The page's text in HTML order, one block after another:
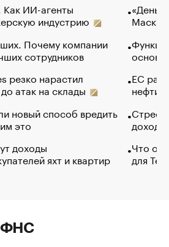
Как ИИ-агенты
индустрию
Почему компании
сотрудников
резко нарастил
атак на склады
новый способ вредить
это
доходы
яхт и квартир
Маск в
основ
ЕС
нефти
Что
для
ФНС